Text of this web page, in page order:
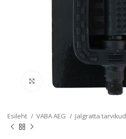
Kliki lülitamiseks
Esileht VABA AEG Jalgratta tarvikud